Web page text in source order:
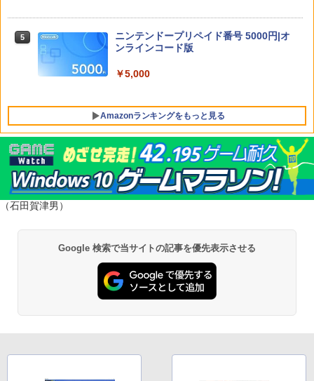
Switch2 保護フィルム スイッチ2 保護フ
スフィルム スイッチ2 フィルム ガイド
可 透明 ブルーライト カット 99％ FIRM
E
￥1,000
5
鬼武者 Way of the Sword 【PS5】 ELJ
M-30821
￥7,641
ポーチ クリスマス ギフト クリスマス プ
レゼント 送料無料
￥1,300
5
送料無料 JSS【2個セット BRICK game
テトリス ビッグ ゲーム機】ゲームウォ
ッチ ゲーム レトロゲーム 景品 粗
品 携帯 暇つぶし 液晶 高齢者 単
純 簡単 シンプル 単3電池 ミニゲ
ーム GAME ポータブル ボケ防止
携帯ゲーム ブロックくずし 大きい
￥2,980
クロニクル 最終決戦デッキ 覚醒流星譚
送料無料
￥7,574
5
ニンテンドープリペイド番号 5000円|オ
ンラインコード版
￥5,000
Amazonランキングをもっと見る
1
PlayStation 5 デジタル・エディション
日本語専用 Console Language: Japan
ese only (CFI-2200B01)
￥55,000
Beast of Reincarnation -PS5 【特典】
プロダクトコード 封入
￥7,286
1
【純正品】Xbox ワイヤレス コントロー
ラー + USB-C® ケーブル
【純正品】Xbox ワイヤレス コントロー
ラー (ロボット ホワイト)
3
【純正品】Xbox ワイヤレス コントロー
1
劇場版「鬼滅の刃」無限城編 第一章 猗
窩座再来 通常版 [Blu-ray]
劇場版「鬼滅の刃」無限城編 第一章 猗
窩座再来 通常版 [DVD]
￥3,523
（石田賀津男）
Google 検索で当サイトの記事を優先表示させる